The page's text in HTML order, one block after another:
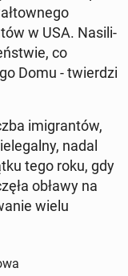
w USA. Na­si­li­
co
Domu - twier­dzi
imi­gran­tów,
nadal
tego roku, gdy
obławy na
wielu